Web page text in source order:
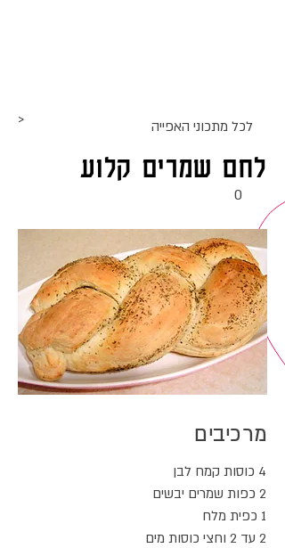
לכל מתכוני האפייה >
לחם שמרים קלוע
0
מרכיבים
4 כוסות קמח לבן
2 כפות שמרים יבשים
1 כפית מלח
2 עד 2 וחצי כוסות מים